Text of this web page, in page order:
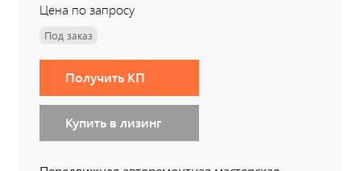
Цена по запросу
Под заказ
Получить КП
Купить в лизинг